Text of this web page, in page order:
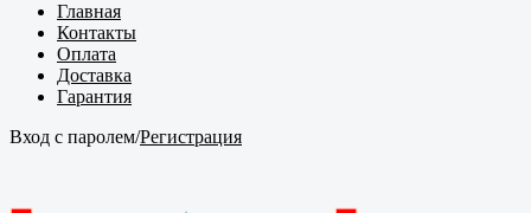
Главная
Контакты
Оплата
Доставка
Гарантия
Вход с паролем/Регистрация